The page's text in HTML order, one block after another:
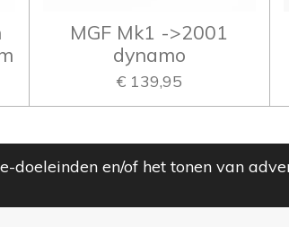
doeleinden en/of het tonen van
MGF Mk1 ->2001
dynamo
€ 139,95